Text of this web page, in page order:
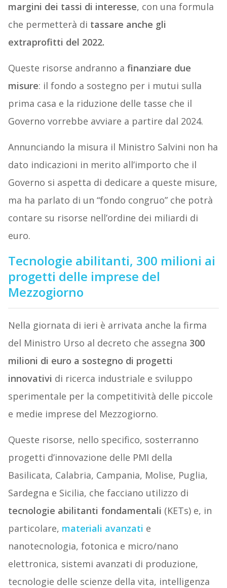
margini dei tassi di interesse, con una formula
che permetterà di tassare anche gli
extraprofitti del 2022.
Queste risorse andranno a finanziare due
misure: il fondo a sostegno per i mutui sulla
prima casa e la riduzione delle tasse che il
Governo vorrebbe avviare a partire dal 2024.
Annunciando la misura il Ministro Salvini non ha
dato indicazioni in merito all’importo che il
Governo si aspetta di dedicare a queste misure,
ma ha parlato di un “fondo congruo” che potrà
contare su risorse nell’ordine dei miliardi di
euro.
Tecnologie abilitanti, 300 milioni ai
progetti delle imprese del
Mezzogiorno
Nella giornata di ieri è arrivata anche la firma
del Ministro Urso al decreto che assegna 300
milioni di euro a sostegno di progetti
innovativi di ricerca industriale e sviluppo
sperimentale per la competitività delle piccole
e medie imprese del Mezzogiorno.
Queste risorse, nello specifico, sosterranno
progetti d’innovazione delle PMI della
Basilicata, Calabria, Campania, Molise, Puglia,
Sardegna e Sicilia, che facciano utilizzo di
tecnologie abilitanti fondamentali (KETs) e, in
particolare, materiali avanzati e
nanotecnologia, fotonica e micro/nano
elettronica, sistemi avanzati di produzione,
tecnologie delle scienze della vita, intelligenza